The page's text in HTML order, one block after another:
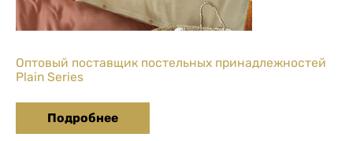
Оптовый поставщик постельных принадлежностей
Plain Series
Подробнее